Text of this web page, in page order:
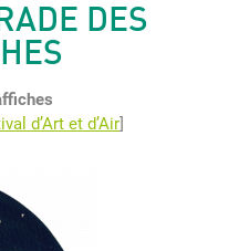
DES
d’Art et d’Air]